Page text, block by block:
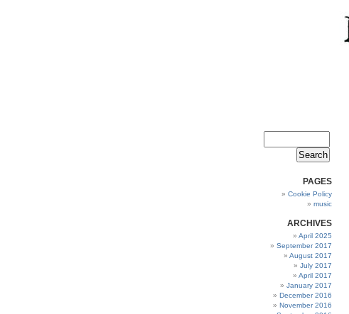
PAGES
Cookie Policy
music
ARCHIVES
April 2025
September 2017
August 2017
July 2017
April 2017
January 2017
December 2016
November 2016